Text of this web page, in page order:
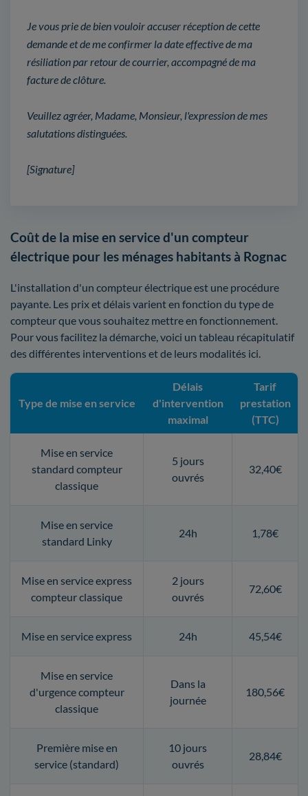
Je vous prie de bien vouloir accuser réception de cette
demande et de me confirmer la date effective de ma
résiliation par retour de courrier, accompagné de ma
facture de clôture.
Veuillez agréer, Madame, Monsieur, l'expression de mes
salutations distinguées.
[Signature]
Coût de la mise en service d'un compteur
électrique pour les ménages habitants à Rognac
L'installation d'un compteur électrique est une procédure
payante. Les prix et délais varient en fonction du type de
compteur que vous souhaitez mettre en fonctionnement.
Pour vous facilitez la démarche, voici un tableau récapitulatif
des différentes interventions et de leurs modalités ici.
Type de mise en service
Délais
d'intervention
maximal
Tarif
prestation
(TTC)
Mise en service
standard compteur
classique
5 jours
ouvrés
32,40€
Mise en service
standard Linky
24h 1,78€
Mise en service express
compteur classique
2 jours
ouvrés
72,60€
Mise en service express 24h 45,54€
Mise en service
d'urgence compteur
classique
Dans la
journée
180,56€
Première mise en
service (standard)
10 jours
ouvrés
28,84€